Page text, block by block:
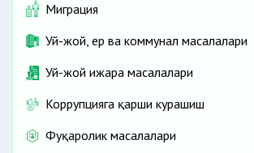
Миграция
Уй-жой, ер ва коммунал масалалари
Уй-жой ижара масалалари
Коррупцияга қарши курашиш
Фуқаролик масалалари